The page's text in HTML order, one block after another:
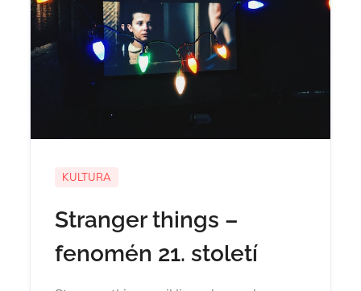
KULTURA
Stranger things –
fenomén 21. století